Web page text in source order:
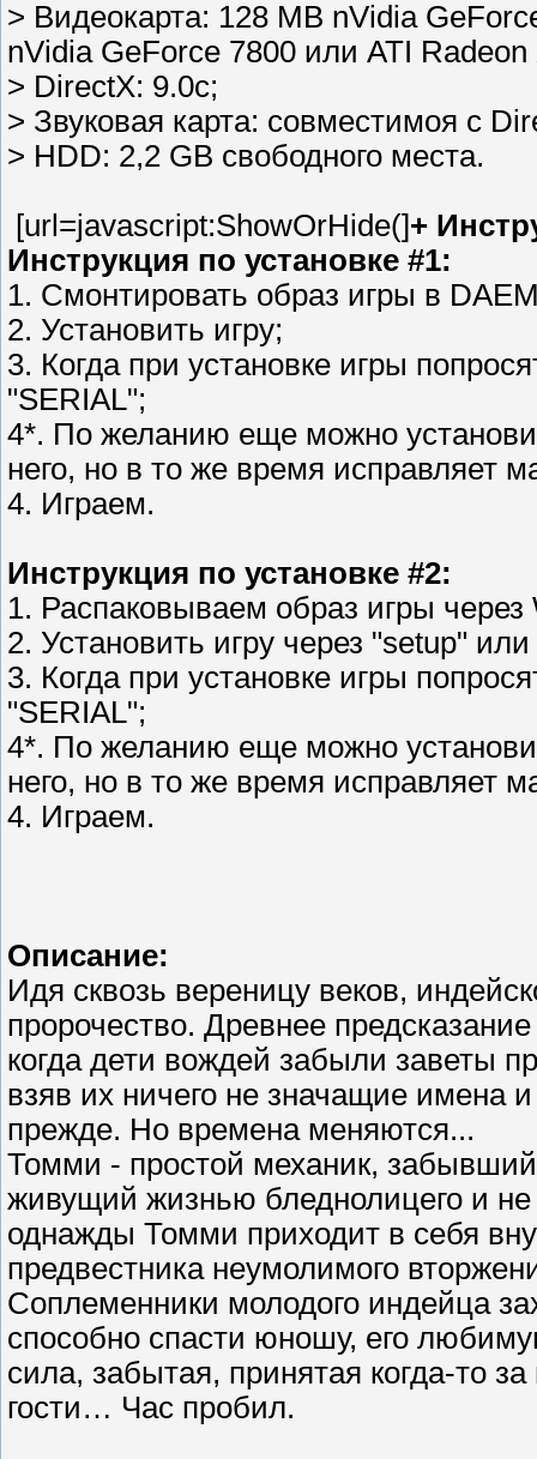
> Видеокарта: 128 MB nVidia
nVidia GeForce 7800 или ATI Radeon
> DirectX: 9.0с;
> Звуковая карта: совместимоя с
> HDD: 2,2 GB свободного места.
[url=javascript:ShowOrHide(]+
Инструкция по установке #1:
1. Смонтировать образ игры в
2. Установить игру;
3. Когда при установке игры
"SERIAL";
4*. По желанию еще можно
него, но в то же время исправляет
4. Играем.
Инструкция по установке #2:
1. Распаковываем образ игры через
2. Установить игру через "setup"
3. Когда при установке игры
"SERIAL";
4*. По желанию еще можно
него, но в то же время исправляет
4. Играем.
Описание:
Идя сквозь вереницу веков,
пророчество. Древнее
когда дети вождей забыли заветы
взяв их ничего не значащие имена
прежде. Но времена меняются...
Томми - простой механик,
живущий жизнью бледнолицего и
однажды Томми приходит в себя
предвестника неумолимого
Соплеменники молодого индейца
способно спасти юношу, его
сила, забытая, принятая когда-то
гости… Час пробил.